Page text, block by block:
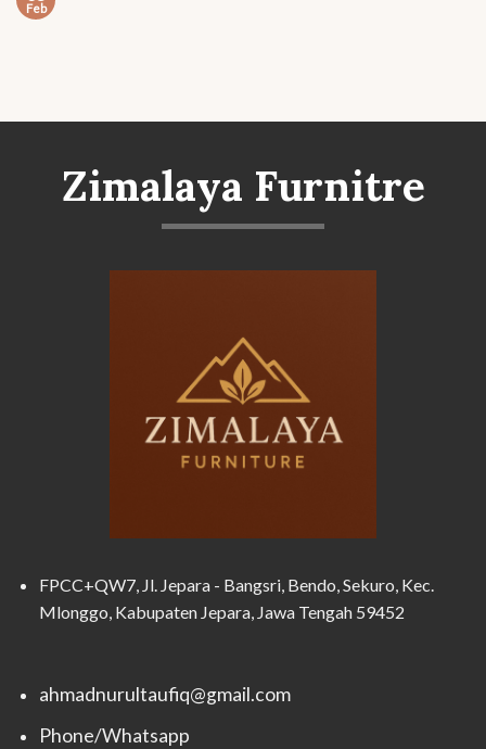
Feb
Zimalaya Furnitre
FPCC+QW7, Jl. Jepara - Bangsri, Bendo, Sekuro, Kec.
Mlonggo, Kabupaten Jepara, Jawa Tengah 59452
ahmadnurultaufiq@gmail.com
Phone/Whatsapp